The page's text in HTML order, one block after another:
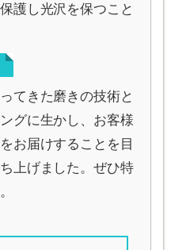
護し光沢を保つこと
てきた磨きの技術と
グに生かし、お客様
お届けすることを目
上げました。ぜひ特